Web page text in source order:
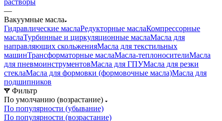
—
Вакуумные масла
Гидравлические маслаРедукторные маслаКомпрессорные
маслаТурбинные и циркуляционные маслаМасла для
направляющих скольженияМасла для текстильных
машинТрансформаторные маслаМасла-теплоносителиМасла
для пневмоинструментовМасла для ГПУМасла для резки
стеклаМасла для формовки (формовочные масла)Масла для
подшипников
Фильтр
По умолчанию (возрастание)
По популярности (убывание)
По популярности (возрастание)